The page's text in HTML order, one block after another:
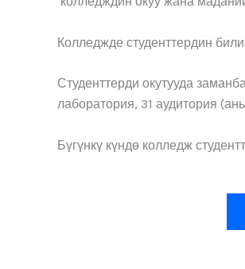
Колледжде студенттердин
Студенттерди окутууда
лаборатория, 31 аудитория
Бүгүнкү күндө колледж